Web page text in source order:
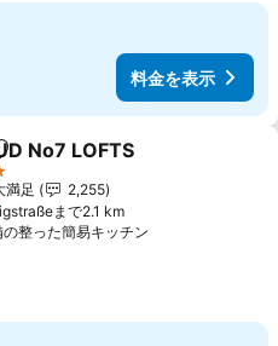
料金を表示
気に入りに追加
No7 LOFTS
のランク
満足
2,255
まで2.1 km
の整った簡易キッチン